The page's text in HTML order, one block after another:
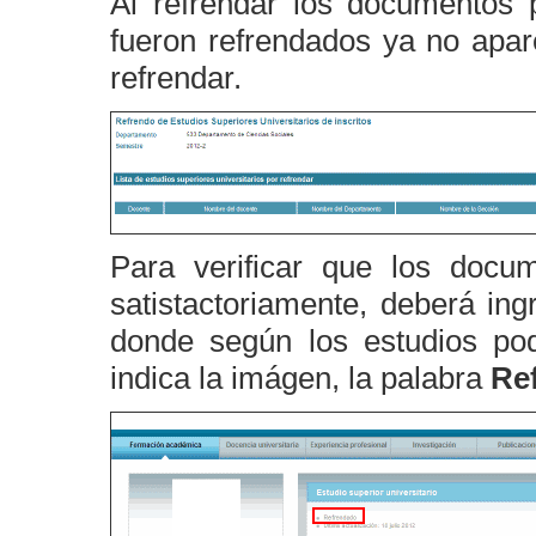
fueron refrendados ya no
refrendar.
Para verificar que los
satistactoriamente, deberá
donde según los estudios
indica la imágen, la palabra